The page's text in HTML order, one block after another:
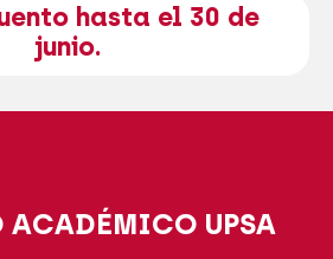
hasta el 30 de
junio.
ACADÉMICO UPSA